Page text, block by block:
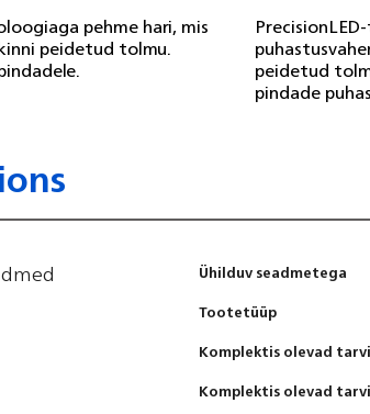
pehme hari, mis
peidetud tolmu.
peidetud
pindade
Ühilduv seadmetega
Tootetüüp
Komplektis olevad
Komplektis olevad